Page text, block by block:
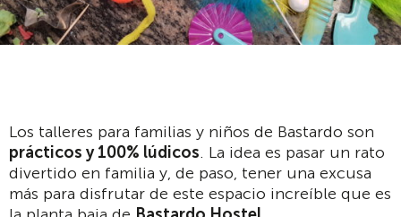
Los talleres para familias y niños de Bastardo son
prácticos y 100% lúdicos. La idea es pasar un rato
divertido en familia y, de paso, tener una excusa
más para disfrutar de este espacio increíble que es